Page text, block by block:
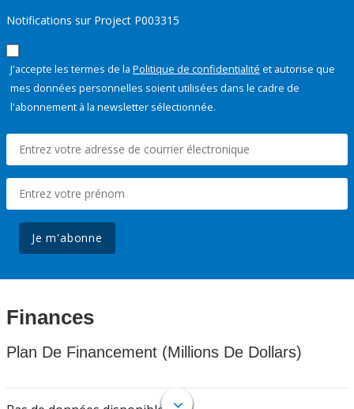
Notifications sur Project P003315
J'accepte les termes de la Politique de confidentialité et autorise que
mes données personnelles soient utilisées dans le cadre de
l'abonnement à la newsletter sélectionnée.
Je m'abonne
Finances
Plan De Financement (Millions De Dollars)